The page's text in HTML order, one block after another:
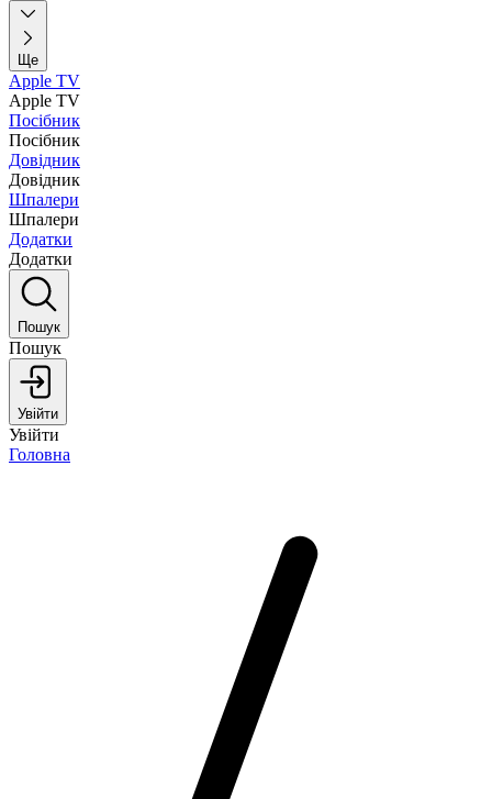
Ще
Apple TV
Apple TV
Посібник
Посібник
Довідник
Довідник
Шпалери
Шпалери
Додатки
Додатки
Пошук
Пошук
Увійти
Увійти
Головна